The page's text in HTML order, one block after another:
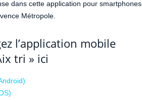
dans cette application pour smartphones,
Métropole.
l’application mobile
tri » ici